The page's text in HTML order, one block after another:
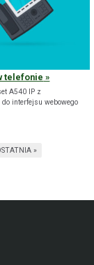
telefonie
A540 IP z
interfejsu webowego
»